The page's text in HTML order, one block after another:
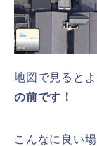
地図で見ると
の前です！
こんなに良い